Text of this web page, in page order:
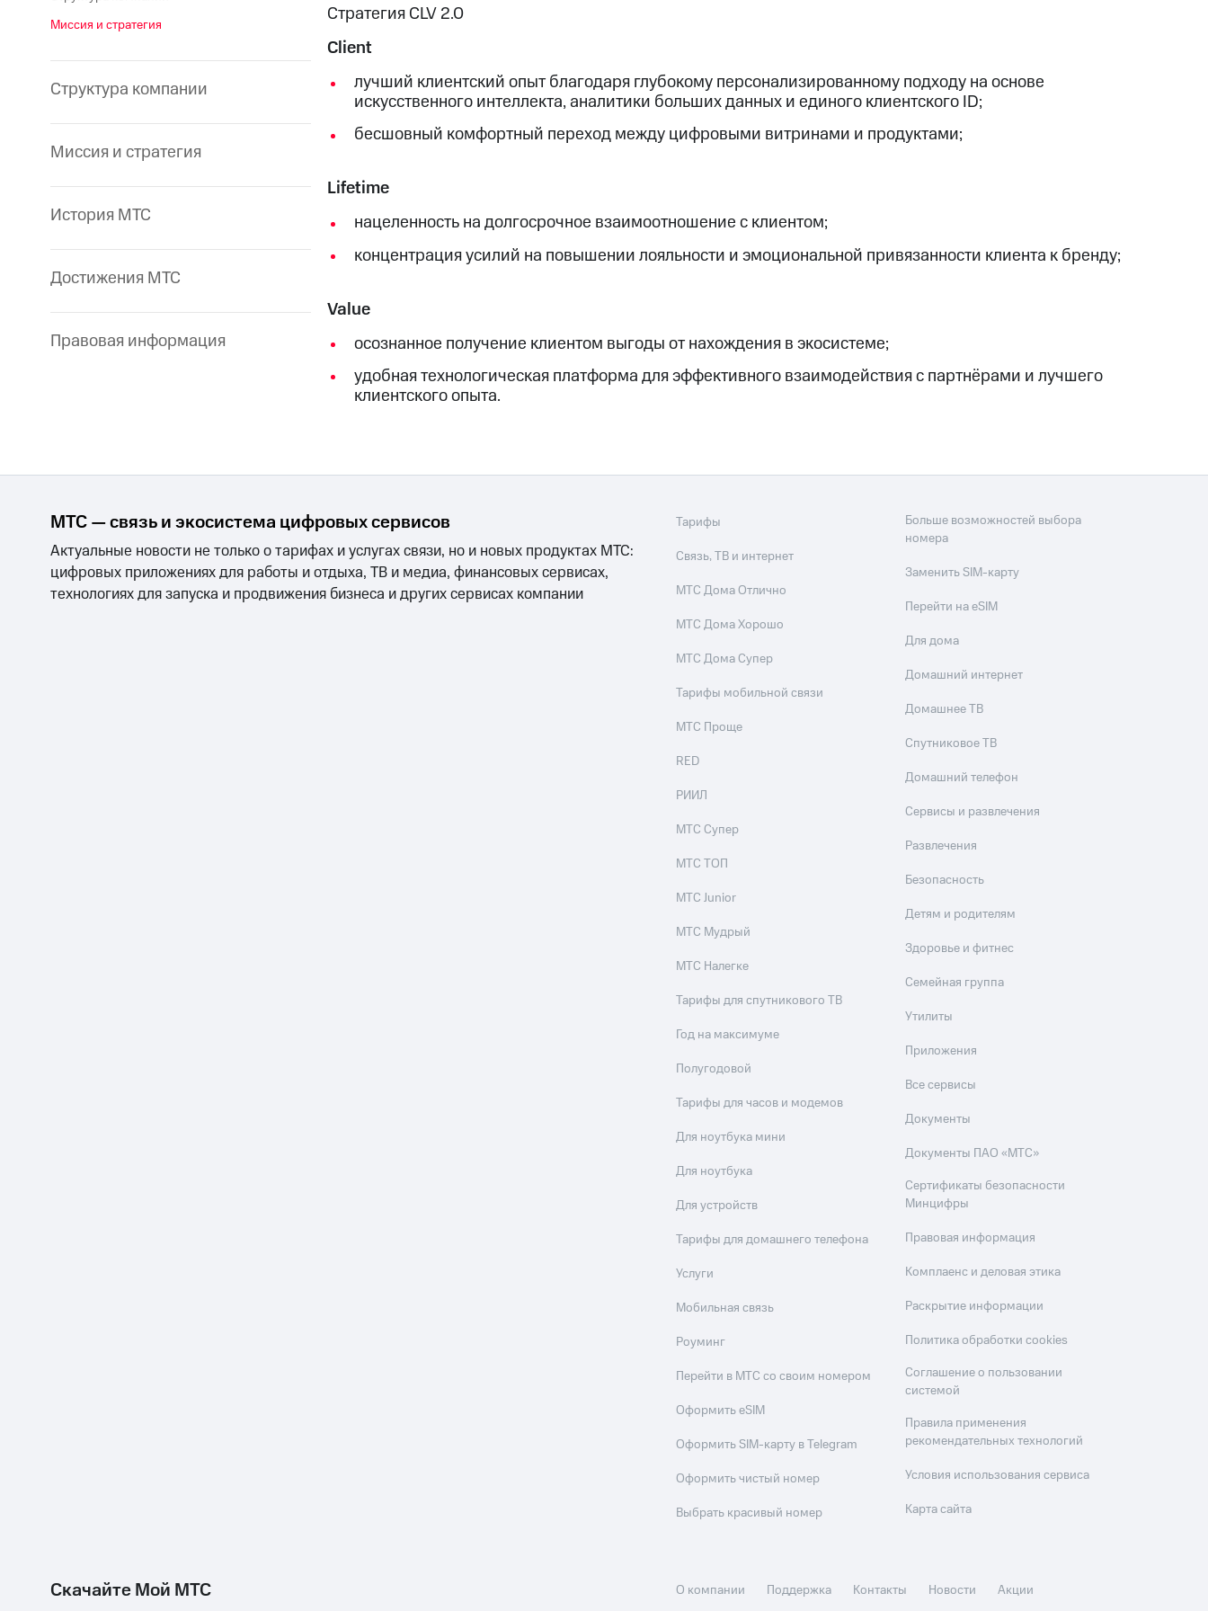
Миссия и стратегия
Структура компании
Миссия и стратегия
История МТС
Достижения МТС
Правовая информация
Стратегия CLV 2.0
Client
лучший клиентский опыт благодаря глубокому персонализированному подходу на основе
искусственного интеллекта, аналитики больших данных и единого клиентского ID;
бесшовный комфортный переход между цифровыми витринами и продуктами;
Lifetime
нацеленность на долгосрочное взаимоотношение с клиентом;
концентрация усилий на повышении лояльности и эмоциональной привязанности клиента к бренду;
Value
осознанное получение клиентом выгоды от нахождения в экосистеме;
удобная технологическая платформа для эффективного взаимодействия с партнёрами и лучшего
клиентского опыта.
МТС — связь и экосистема цифровых сервисов
Актуальные новости не только о тарифах и услугах связи, но и новых продуктах МТС:
цифровых приложениях для работы и отдыха, ТВ и медиа, финансовых сервисах,
технологиях для запуска и продвижения бизнеса и других сервисах компании
Тарифы
Связь, ТВ и интернет
МТС Дома Отлично
МТС Дома Хорошо
МТС Дома Супер
Тарифы мобильной связи
МТС Проще
RED
РИИЛ
МТС Супер
МТС ТОП
МТС Junior
МТС Мудрый
МТС Налегке
Тарифы для спутникового ТВ
Год на максимуме
Полугодовой
Тарифы для часов и модемов
Для ноутбука мини
Для ноутбука
Для устройств
Тарифы для домашнего телефона
Услуги
Мобильная связь
Роуминг
Перейти в МТС со своим номером
Оформить eSIM
Оформить SIM-карту в Telegram
Оформить чистый номер
Выбрать красивый номер
Больше возможностей выбора
номера
Заменить SIM-карту
Перейти на eSIM
Для дома
Домашний интернет
Домашнее ТВ
Спутниковое ТВ
Домашний телефон
Сервисы и развлечения
Развлечения
Безопасность
Детям и родителям
Здоровье и фитнес
Семейная группа
Утилиты
Приложения
Все сервисы
Документы
Документы ПАО «МТС»
Сертификаты безопасности
Минцифры
Правовая информация
Комплаенс и деловая этика
Раскрытие информации
Политика обработки cookies
Соглашение о пользовании
системой
Правила применения
рекомендательных технологий
Условия использования сервиса
Карта сайта
Скачайте Мой МТС О компании Поддержка Контакты Новости Акции